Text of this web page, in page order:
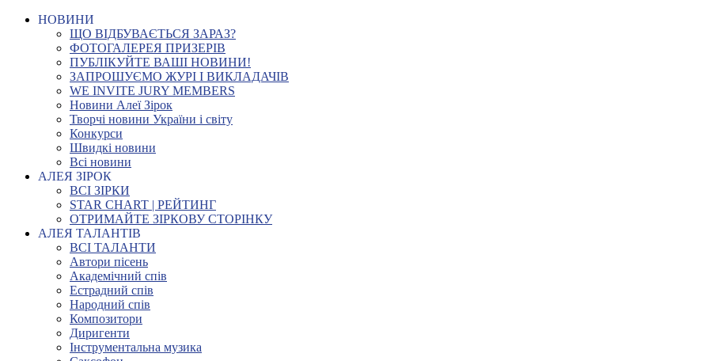
НОВИНИ
ЩО ВІДБУВАЄТЬСЯ ЗАРАЗ?
ФОТОГАЛЕРЕЯ ПРИЗЕРІВ
ПУБЛІКУЙТЕ ВАШІ НОВИНИ!
ЗАПРОШУЄМО ЖУРІ І ВИКЛАДАЧІВ
WE INVITE JURY MEMBERS
Новини Алеї Зірок
Творчі новини України і світу
Конкурси
Швидкі новини
Всі новини
АЛЕЯ ЗІРОК
ВСІ ЗІРКИ
STAR CHART | РЕЙТИНГ
ОТРИМАЙТЕ ЗІРКОВУ СТОРІНКУ
АЛЕЯ ТАЛАНТІВ
ВСІ ТАЛАНТИ
Автори пісень
Академічний спів
Естрадний спів
Народний спів
Композитори
Диригенти
Інструментальна музика